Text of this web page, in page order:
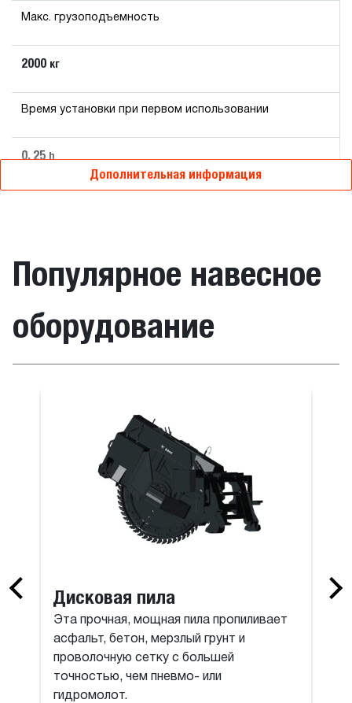
Макс. грузоподъемность
2000 кг
Время установки при первом использовании
0. 25 h
Дополнительная информация
Популярное навесное
оборудование
Дисковая пила
Эта прочная, мощная пила пропиливает
асфальт, бетон, мерзлый грунт и
проволочную сетку с большей
точностью, чем пневмо- или
гидромолот.